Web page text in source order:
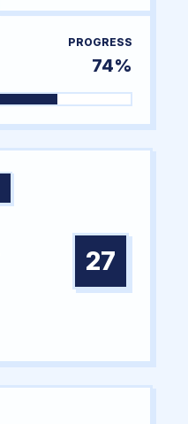
PROGRESS
74%
27